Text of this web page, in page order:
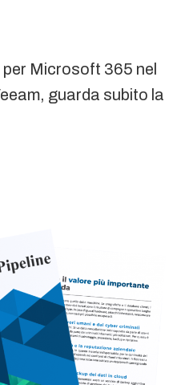
Microsoft 365 nel
guarda subito la